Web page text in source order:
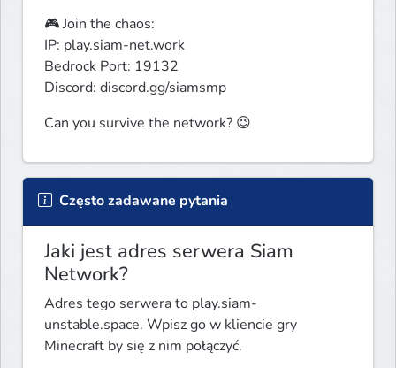
🎮 Join the chaos:
IP: play.siam-net.work
Bedrock Port: 19132
Discord: discord.gg/siamsmp
Can you survive the network? 😉
Często zadawane pytania
Jaki jest adres serwera Siam
Network?
Adres tego serwera to play.siam-
unstable.space. Wpisz go w kliencie gry
Minecraft by się z nim połączyć.